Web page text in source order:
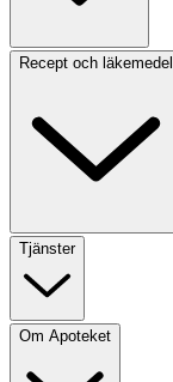
Recept och läkemedel
Tjänster
Om Apoteket